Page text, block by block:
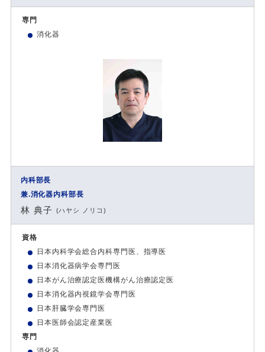
専門
消化器
内科部長
兼.消化器内科部長
林 典子 (ハヤシ ノリコ)
資格
日本内科学会総合内科専門医、指導医
日本消化器病学会専門医
日本がん治療認定医機構がん治療認定医
日本消化器内視鏡学会専門医
日本肝臓学会専門医
日本医師会認定産業医
専門